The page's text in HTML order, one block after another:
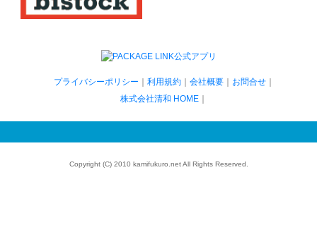
プライバシーポリシー 利用規約｜ 会社概要｜ お問合せ｜
株式会社清和 HOME
Copyright (C) 2010 kamifukuro.net All Rights Reserved.